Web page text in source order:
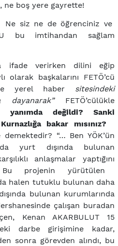
ne boş yere gayrette!
Ne siz ne de öğrenciniz ve
bu imtihandan sağlam
ifade verirken dilini eğip
olarak başkalarını FETÖ’cü
yerel haber sitesindeki
dayanarak” FETÖ’cülükle
değildi? Sanki
bakar mısınız?
“… Ben YÖK’ün
yurt dışında bulunan
anlaşmalar yaptığını
projenin yürütülen
halen tutuklu bulunan daha
bulunan kurumlarında
çalışan buradan
Kenan AKARBULUT 15
darbe girişimine kadar,
sonra görevden alındı, bu